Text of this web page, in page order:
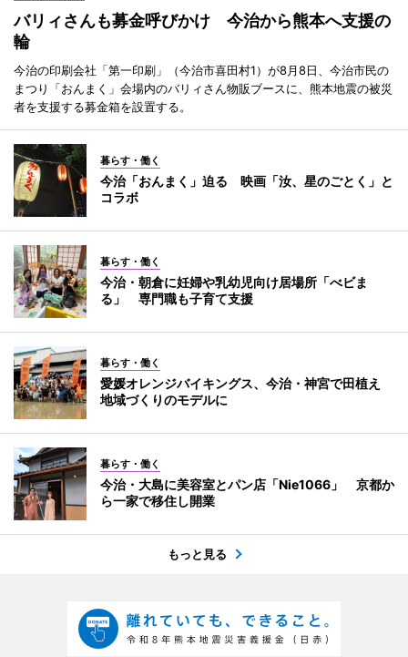
バリィさんも募金呼びかけ 今治から熊本へ支援の
輪
今治の印刷会社「第一印刷」（今治市喜田村1）が8月8日、今治市民の
まつり「おんまく」会場内のバリィさん物販ブースに、熊本地震の被災
者を支援する募金箱を設置する。
暮らす・働く
今治「おんまく」迫る 映画「汝、星のごとく」と
コラボ
暮らす・働く
今治・朝倉に妊婦や乳幼児向け居場所「べビま
る」 専門職も子育て支援
暮らす・働く
愛媛オレンジバイキングス、今治・神宮で田植え
地域づくりのモデルに
暮らす・働く
今治・大島に美容室とパン店「Nie1066」 京都か
ら一家で移住し開業
もっと見る